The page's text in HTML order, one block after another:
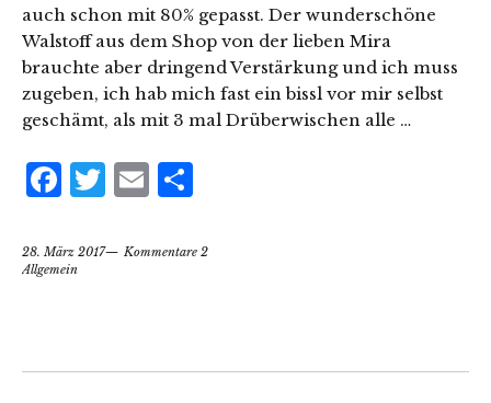
auch schon mit 80% gepasst. Der wunderschöne
Walstoff aus dem Shop von der lieben Mira
brauchte aber dringend Verstärkung und ich muss
zugeben, ich hab mich fast ein bissl vor mir selbst
geschämt, als mit 3 mal Drüberwischen alle …
Facebook
Twitter
Email
28. März 2017
Kommentare 2
Allgemein